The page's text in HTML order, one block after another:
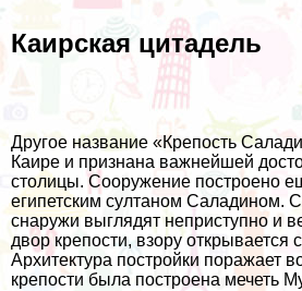
Каирская цитадель
Другое название «Крепость
Каире и признана важнейшей
столицы. Сооружение построено
египетским султаном Саладином.
снаружи выглядят неприступно и
двор крепости, взору открывается
Архитектура постройки поражает
крепости была построена мечеть